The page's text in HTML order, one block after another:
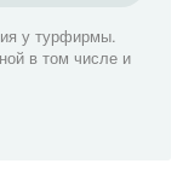
у турфирмы.
в том числе и